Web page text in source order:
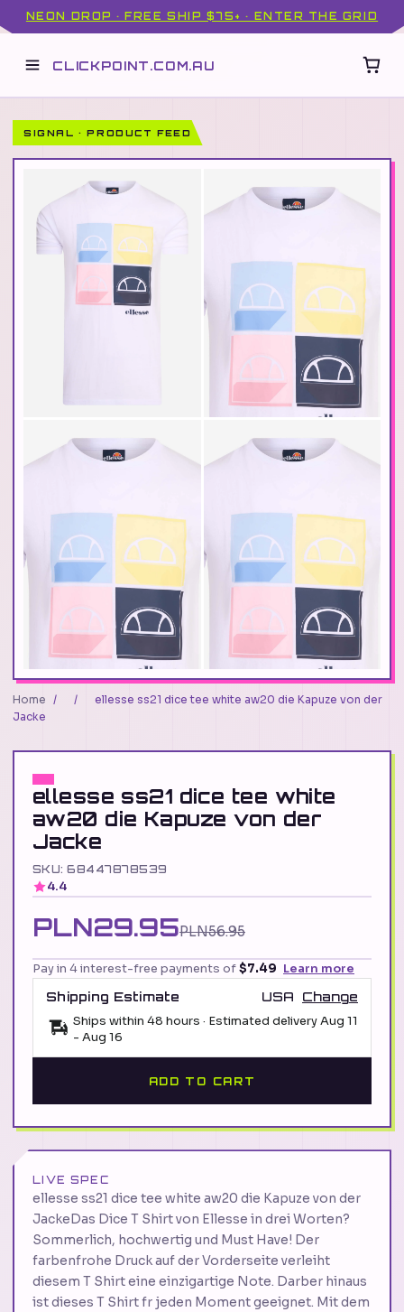
NEON DROP · FREE SHIP $75+ · ENTER THE GRID
CLICKPOINT.COM.AU
SIGNAL · PRODUCT FEED
Home / /
ellesse ss21 dice tee white aw20 die Kapuze von der
Jacke
ellesse ss21 dice tee white
aw20 die Kapuze von der
Jacke
SKU: 68447878539
4.4
PLN29.95PLN56.95
Pay in 4 interest-free payments of$7.49 Learn more
Shipping Estimate
USA
Change
Ships within 48 hours · Estimated deliveryAug 11
- Aug 16
ADD TO CART
LIVE SPEC
ellesse ss21 dice tee white aw20 die Kapuze von der
JackeDas Dice T Shirt von Ellesse in drei Worten?
Sommerlich, hochwertig und Must Have! Der
farbenfrohe Druck auf der Vorderseite verleiht
diesem T Shirt eine einzigartige Note. Darber hinaus
ist dieses T Shirt fr jeden Moment geeignet. Mit dem